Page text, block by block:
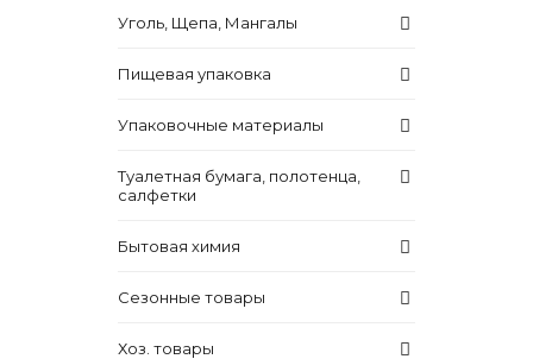
Уголь, Щепа, Мангалы
Пищевая упаковка
Упаковочные материалы
Туалетная бумага, полотенца,
салфетки
Бытовая химия
Сезонные товары
Хоз. товары